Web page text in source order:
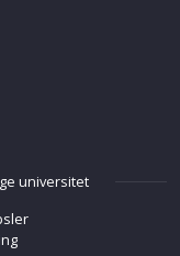
universitet